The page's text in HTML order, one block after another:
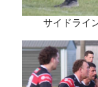
サイドライ